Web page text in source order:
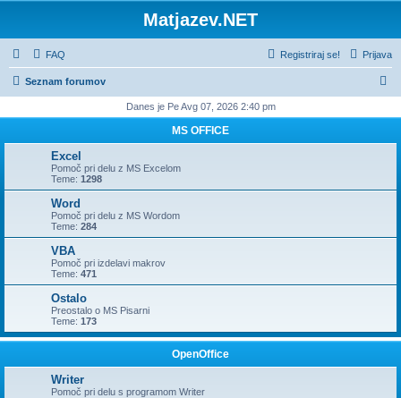
Matjazev.NET
FAQ Prijava
Registriraj se!
Seznam forumov
a
j
Danes je Pe Avg 07, 2026 2:40 pm
MS OFFICE
Excel
Pomoč pri delu z MS Excelom
Teme: 1298
Word
Pomoč pri delu z MS Wordom
Teme: 284
VBA
Pomoč pri izdelavi makrov
Teme: 471
Ostalo
Preostalo o MS Pisarni
Teme: 173
OpenOffice
Writer
Pomoč pri delu s programom Writer